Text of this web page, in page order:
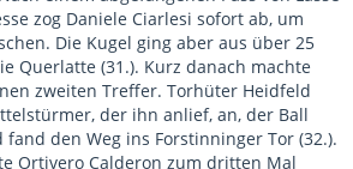
zog Daniele Ciarlesi sofort ab, um
Die Kugel ging aber aus über 25
Querlatte (31.). Kurz danach machte
zweiten Treffer. Torhüter Heidfeld
der ihn anlief, an, der Ball
den Weg ins Forstinninger Tor (32.).
Ortivero Calderon zum dritten Mal